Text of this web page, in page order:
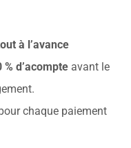
à l’avance
d’acompteavant le
chaque paiement